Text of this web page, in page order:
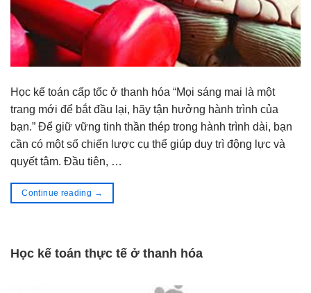
Học kế toán cấp tốc ở thanh hóa “Mọi sáng mai là một
trang mới để bắt đầu lại, hãy tận hưởng hành trình của
bạn.” Để giữ vững tinh thần thép trong hành trình dài, bạn
cần có một số chiến lược cụ thể giúp duy trì động lực và
quyết tâm. Đầu tiên, …
Continue reading →
Học kế toán thực tế ở thanh hóa